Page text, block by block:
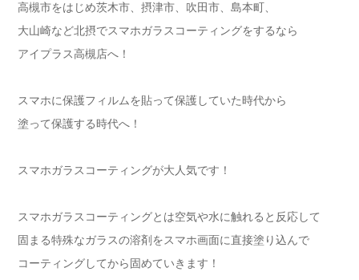
高槻市をはじめ茨木市、摂津市、吹田市、島本町、
大山崎など北摂でスマホガラスコーティングをするなら
アイプラス高槻店へ！
スマホに保護フィルムを貼って保護していた時代から
塗って保護する時代へ！
スマホガラスコーティングが大人気です！
スマホガラスコーティングとは空気や水に触れると反応して
固まる特殊なガラスの溶剤をスマホ画面に直接塗り込んで
コーティングしてから固めていきます！